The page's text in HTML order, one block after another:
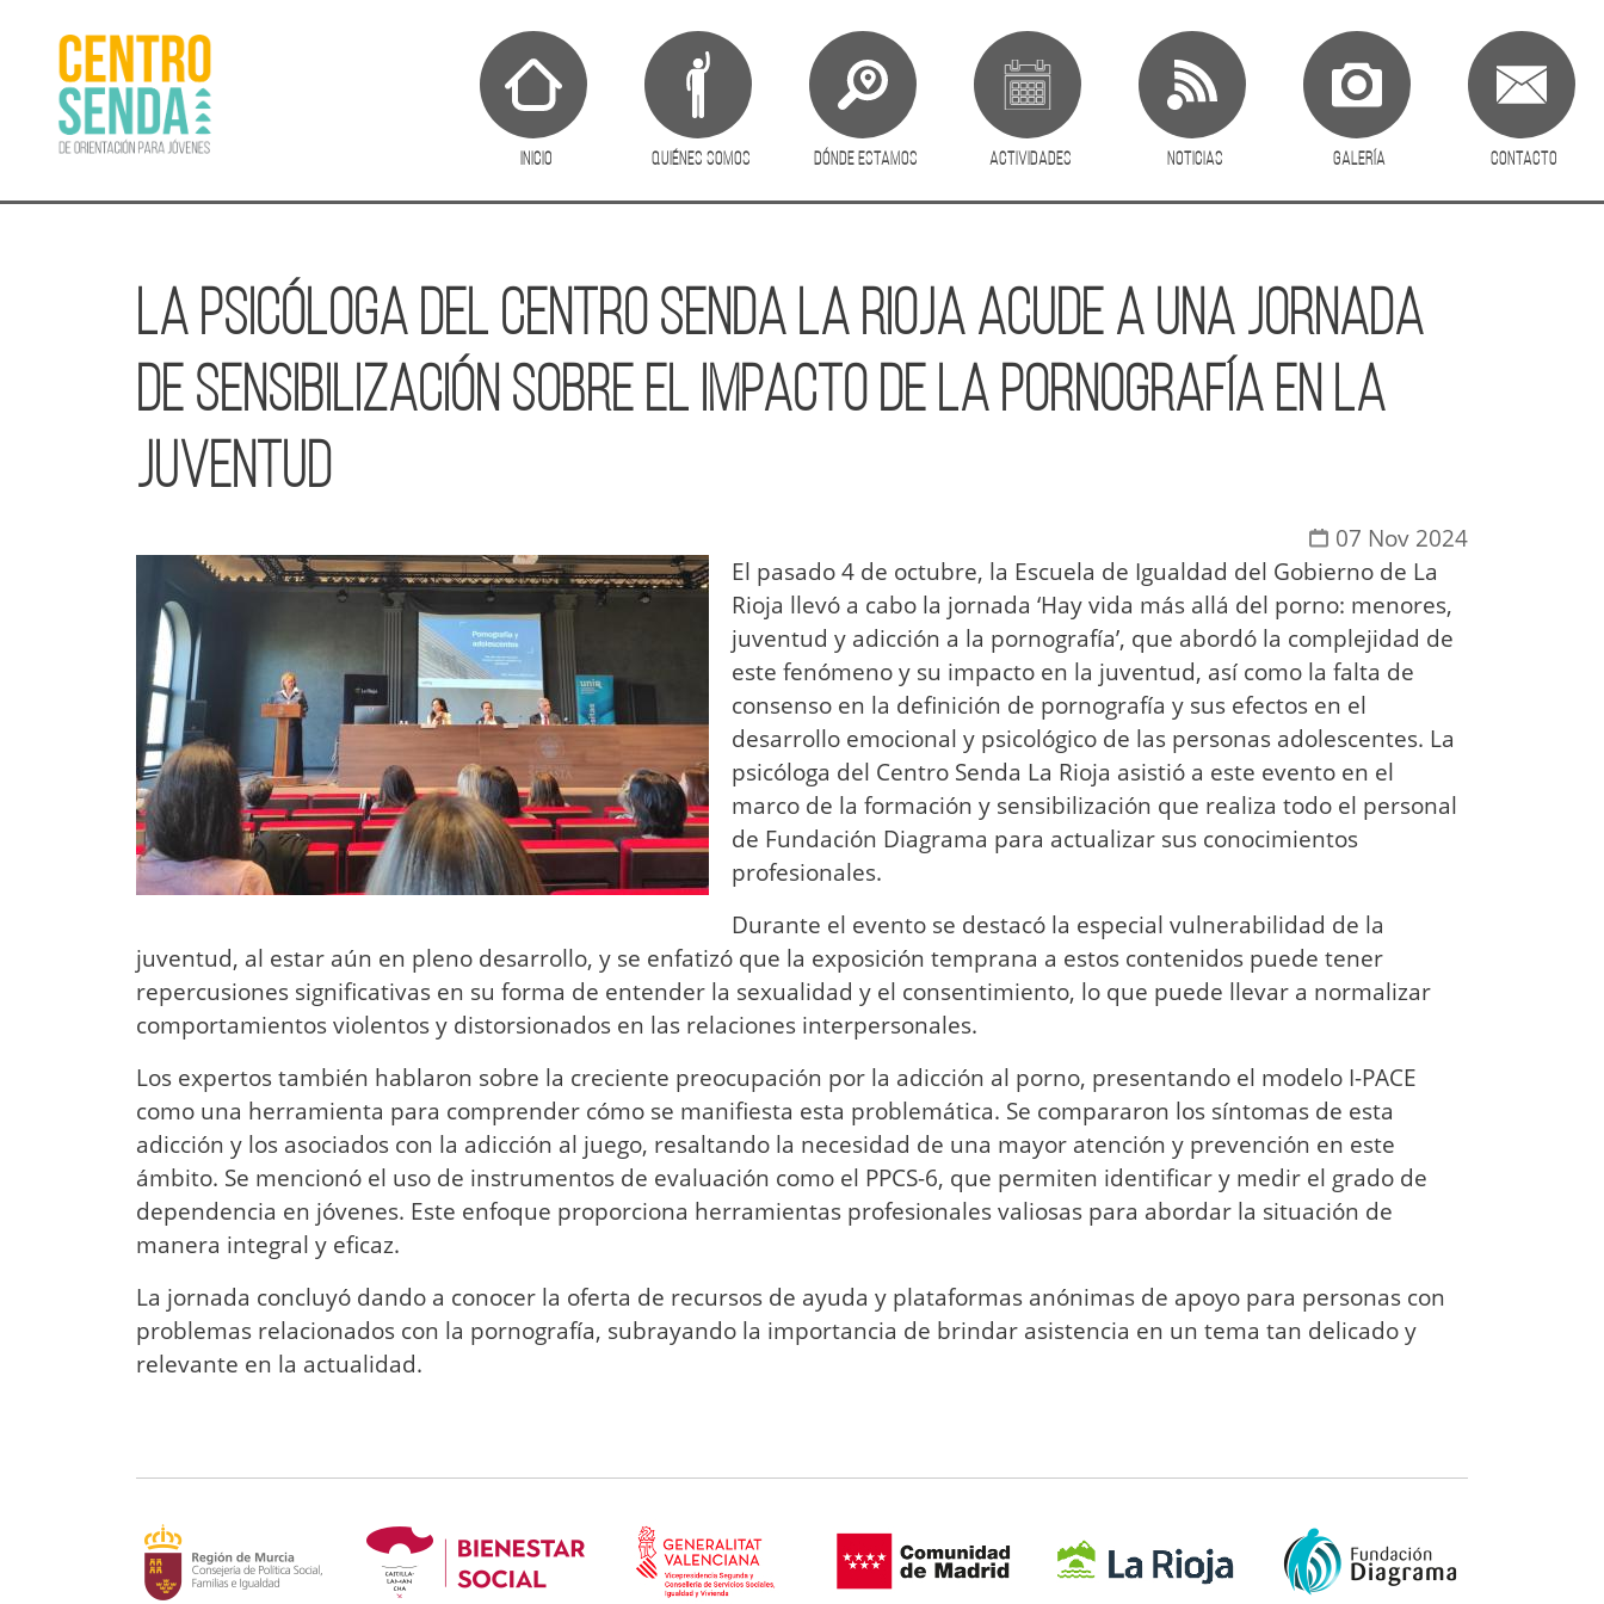
Main navigation
Inicio Quiénes somos Dónde estamos Actividades Noticias Galería Contacto
La psicóloga del Centro Senda La Rioja acude a una jornada
de sensibilización sobre el impacto de la pornografía en la
juventud
07 Nov 2024
El pasado 4 de octubre, la Escuela de Igualdad del Gobierno de La
Rioja llevó a cabo la jornada ‘Hay vida más allá del porno: menores,
juventud y adicción a la pornografía’, que abordó la complejidad de
este fenómeno y su impacto en la juventud, así como la falta de
consenso en la definición de pornografía y sus efectos en el
desarrollo emocional y psicológico de las personas adolescentes. La
psicóloga del Centro Senda La Rioja asistió a este evento en el
marco de la formación y sensibilización que realiza todo el personal
de Fundación Diagrama para actualizar sus conocimientos
profesionales.
Durante el evento se destacó la especial vulnerabilidad de la
juventud, al estar aún en pleno desarrollo, y se enfatizó que la exposición temprana a estos contenidos puede tener
repercusiones significativas en su forma de entender la sexualidad y el consentimiento, lo que puede llevar a normalizar
comportamientos violentos y distorsionados en las relaciones interpersonales.
Los expertos también hablaron sobre la creciente preocupación por la adicción al porno, presentando el modelo I-PACE
como una herramienta para comprender cómo se manifiesta esta problemática. Se compararon los síntomas de esta
adicción y los asociados con la adicción al juego, resaltando la necesidad de una mayor atención y prevención en este
ámbito. Se mencionó el uso de instrumentos de evaluación como el PPCS-6, que permiten identificar y medir el grado de
dependencia en jóvenes. Este enfoque proporciona herramientas profesionales valiosas para abordar la situación de
manera integral y eficaz.
La jornada concluyó dando a conocer la oferta de recursos de ayuda y plataformas anónimas de apoyo para personas con
problemas relacionados con la pornografía, subrayando la importancia de brindar asistencia en un tema tan delicado y
relevante en la actualidad.